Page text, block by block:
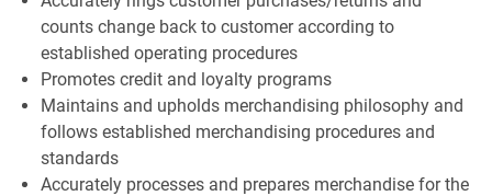
counts change back to customer according to
established operating procedures
Promotes credit and loyalty programs
Maintains and upholds merchandising philosophy and
follows established merchandising procedures and
standards
Accurately processes and prepares merchandise for the